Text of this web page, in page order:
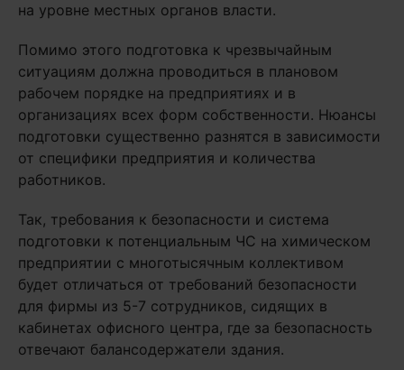
на уровне местных органов власти.
Помимо этого подготовка к чрезвычайным
ситуациям должна проводиться в плановом
рабочем порядке на предприятиях и в
организациях всех форм собственности. Нюансы
подготовки существенно разнятся в зависимости
от специфики предприятия и количества
работников.
Так, требования к безопасности и система
подготовки к потенциальным ЧС на химическом
предприятии с многотысячным коллективом
будет отличаться от требований безопасности
для фирмы из 5-7 сотрудников, сидящих в
кабинетах офисного центра, где за безопасность
отвечают балансодержатели здания.